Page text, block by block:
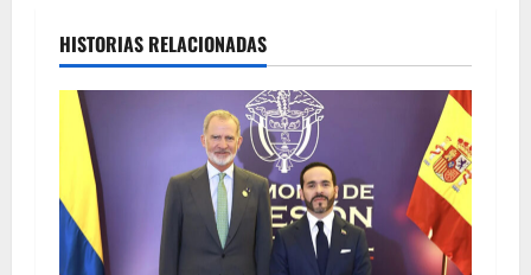
HISTORIAS RELACIONADAS